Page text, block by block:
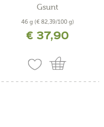
Gsunt
46 g (€ 82,39/100 g)
€ 37,90